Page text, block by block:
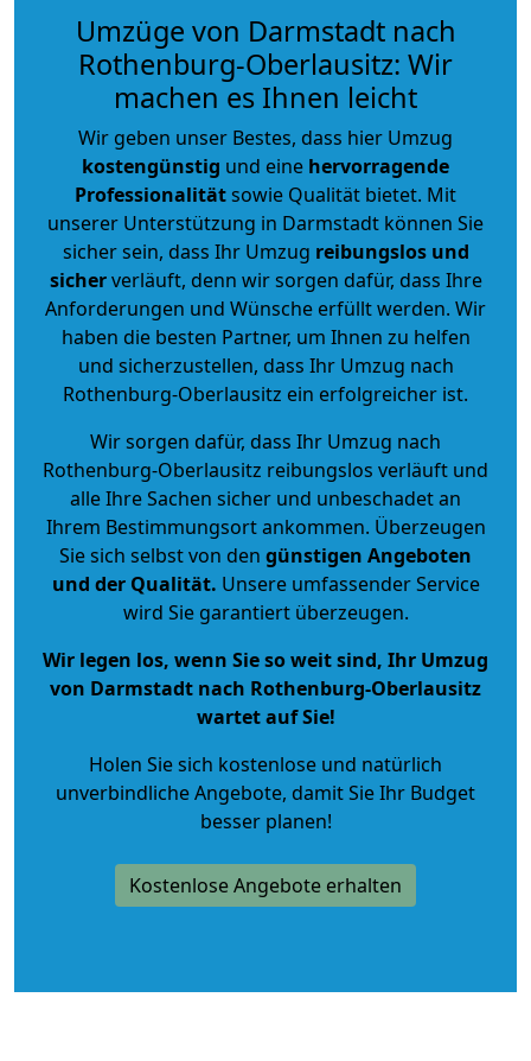
Umzüge von Darmstadt nach
Rothenburg-Oberlausitz: Wir
machen es Ihnen leicht
Wir geben unser Bestes, dass hier Umzug
kostengünstig und eine hervorragende
Professionalitätsowie Qualität bietet. Mit
unserer Unterstützung in Darmstadt können Sie
sicher sein, dass Ihr Umzug reibungslos und
sicherverläuft, denn wir sorgen dafür, dass Ihre
Anforderungen und Wünsche erfüllt werden. Wir
haben die besten Partner, um Ihnen zu helfen
und sicherzustellen, dass Ihr Umzug nach
Rothenburg-Oberlausitz ein erfolgreicher ist.
Wir sorgen dafür, dass Ihr Umzug nach
Rothenburg-Oberlausitz reibungslos verläuft und
alle Ihre Sachen sicher und unbeschadet an
Ihrem Bestimmungsort ankommen. Überzeugen
Sie sich selbst von den günstigen Angeboten
und der Qualität. Unsere umfassender Service
wird Sie garantiert überzeugen.
Wir legen los, wenn Sie so weit sind, Ihr Umzug
von Darmstadt nach Rothenburg-Oberlausitz
wartet auf Sie!
Holen Sie sich kostenlose und natürlich
unverbindliche Angebote, damit Sie Ihr Budget
besser planen!
Kostenlose Angebote erhalten